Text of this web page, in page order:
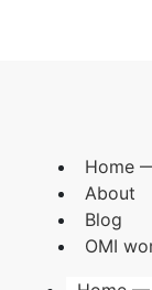
Home
About
Blog
OMI